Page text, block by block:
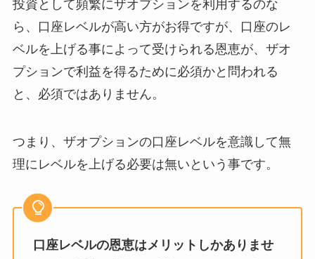
投資として頻繁にザオプションを利用するのな
ら、口座レベルが高い方がお得ですが、口座のレ
ベルを上げる事によって受けられる恩恵が、ザオ
プションで利益を得るために必須かと問われる
と、必須ではありません。
つまり、ザオプションの口座レベルを意識して無
理にレベルを上げる必要は無いという事です。
口座レベルの恩恵はメリットしかありませ